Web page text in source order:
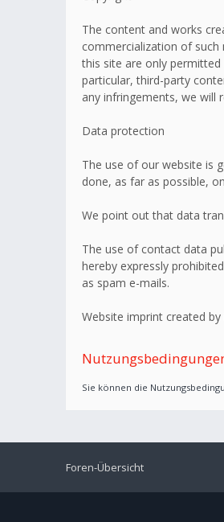
The content and works
commercialization of
this site are only
particular, third-party
any infringements, we will
Data protection
The use of our website is
done, as far as possible,
We point out that data
The use of contact data
hereby expressly
as spam e-mails.
Website imprint created
Sie können die
Foren-Übersicht